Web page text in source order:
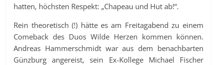
hatten, höchsten Respekt: „Chapeau und Hut ab!“.
Rein theoretisch (!) hätte es am Freitagabend zu einem
Comeback des Duos Wilde Herzen kommen können.
Andreas Hammerschmidt war aus dem benachbarten
Günzburg angereist, sein Ex-Kollege Michael Fischer